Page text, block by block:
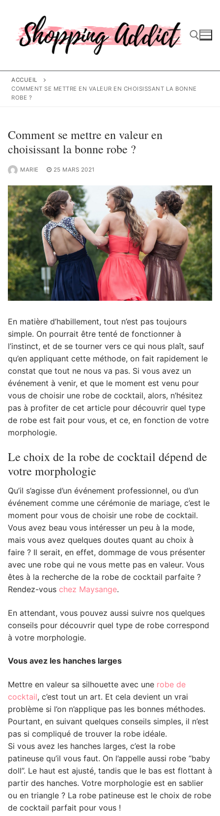
contenu
ACCUEIL
COMMENT SE METTRE EN VALEUR EN CHOISISSANT LA BONNE
ROBE ?
Comment se mettre en valeur en
choisissant la bonne robe ?
MARIE 25 MARS 2021
En matière d’habillement, tout n’est pas toujours
simple. On pourrait être tenté de fonctionner à
l’instinct, et de se tourner vers ce qui nous plaît, sauf
qu’en appliquant cette méthode, on fait rapidement le
constat que tout ne nous va pas. Si vous avez un
événement à venir, et que le moment est venu pour
vous de choisir une robe de cocktail, alors, n’hésitez
pas à profiter de cet article pour découvrir quel type
de robe est fait pour vous, et ce, en fonction de votre
morphologie.
Le choix de la robe de cocktail dépend de
votre morphologie
Qu’il s’agisse d’un événement professionnel, ou d’un
événement comme une cérémonie de mariage, c’est le
moment pour vous de choisir une robe de cocktail.
Vous avez beau vous intéresser un peu à la mode,
mais vous avez quelques doutes quant au choix à
faire ? Il serait, en effet, dommage de vous présenter
avec une robe qui ne vous mette pas en valeur. Vous
êtes à la recherche de la robe de cocktail parfaite ?
Rendez-vous chez Maysange.
En attendant, vous pouvez aussi suivre nos quelques
conseils pour découvrir quel type de robe correspond
à votre morphologie.
Vous avez les hanches larges
Mettre en valeur sa silhouette avec une robe de
cocktail, c’est tout un art. Et cela devient un vrai
problème si l’on n’applique pas les bonnes méthodes.
Pourtant, en suivant quelques conseils simples, il n’est
pas si compliqué de trouver la robe idéale.
Si vous avez les hanches larges, c’est la robe
patineuse qu’il vous faut. On l’appelle aussi robe “baby
doll”. Le haut est ajusté, tandis que le bas est flottant à
partir des hanches. Votre morphologie est en sablier
ou en triangle ? La robe patineuse est le choix de robe
de cocktail parfait pour vous !